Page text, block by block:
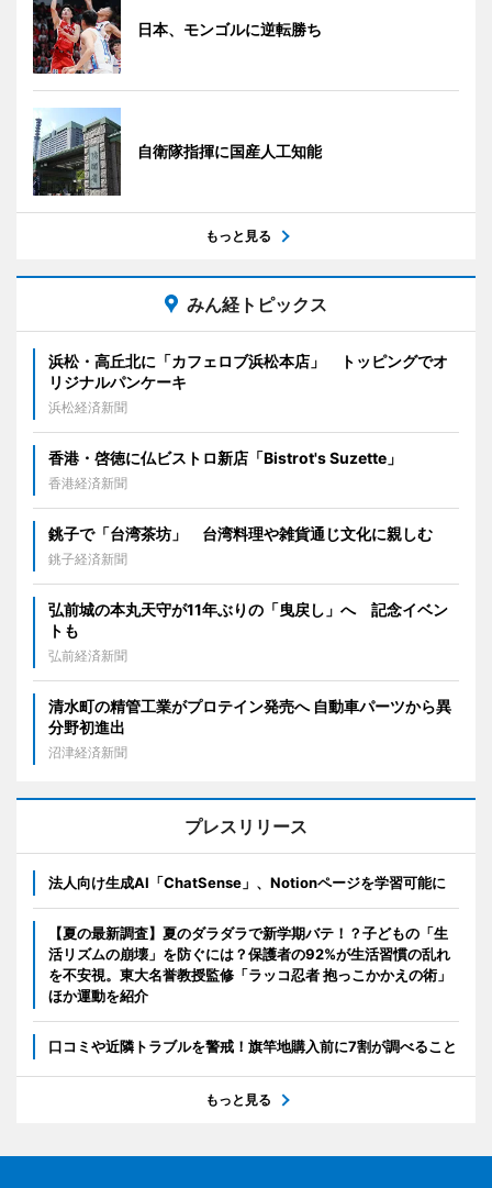
日本、モンゴルに逆転勝ち
自衛隊指揮に国産人工知能
もっと見る
みん経トピックス
浜松・高丘北に「カフェロブ浜松本店」 トッピングでオ
リジナルパンケーキ
浜松経済新聞
香港・啓徳に仏ビストロ新店「Bistrot's Suzette」
香港経済新聞
銚子で「台湾茶坊」 台湾料理や雑貨通じ文化に親しむ
銚子経済新聞
弘前城の本丸天守が11年ぶりの「曳戻し」へ 記念イベン
トも
弘前経済新聞
清水町の精管工業がプロテイン発売へ 自動車パーツから異
分野初進出
沼津経済新聞
プレスリリース
法人向け生成AI「ChatSense」、Notionページを学習可能に
【夏の最新調査】夏のダラダラで新学期バテ！？子どもの「生
活リズムの崩壊」を防ぐには？保護者の92%が生活習慣の乱れ
を不安視。東大名誉教授監修「ラッコ忍者 抱っこかかえの術」
ほか運動を紹介
口コミや近隣トラブルを警戒！旗竿地購入前に7割が調べること
もっと見る